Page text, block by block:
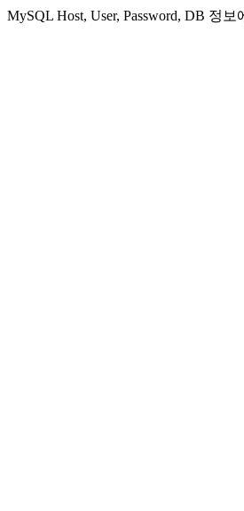
MySQL Host, User, Password, DB 정